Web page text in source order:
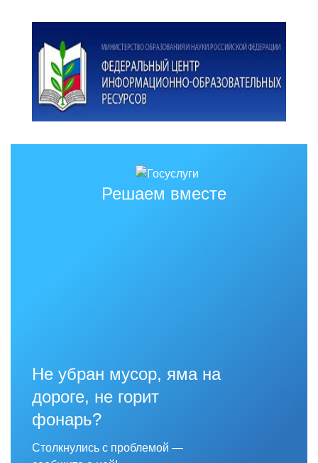
Решаем вместе
Не убран мусор, яма на
дороге, не горит
фонарь?
Столкнулись с проблемой —